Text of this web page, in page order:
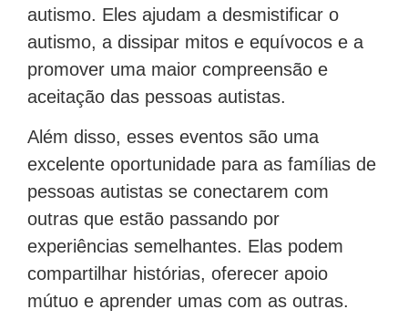
autismo. Eles ajudam a desmistificar o
autismo, a dissipar mitos e equívocos e a
promover uma maior compreensão e
aceitação das pessoas autistas.
Além disso, esses eventos são uma
excelente oportunidade para as famílias de
pessoas autistas se conectarem com
outras que estão passando por
experiências semelhantes. Elas podem
compartilhar histórias, oferecer apoio
mútuo e aprender umas com as outras.